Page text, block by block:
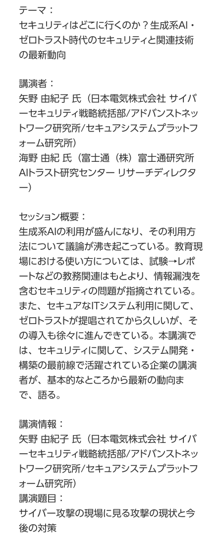
テーマ：
セキュリティはどこに行くのか？生成系AI
・
ゼロトラスト時代のセキュリティと関連技術
の最新動向
講演者：
矢野 由紀子 氏 （日本電気株式会社 サイバ
ーセキュリティ戦略統括部/アドバンストネッ
トワーク研究所/セキュアシステムプラットフ
ォーム研究所）
海野 由紀 氏 （富士通（株）富士通研究所
AIトラスト研究センター リサーチディレクタ
ー）
セッション概要：
生成系AIの利用が盛んになり、その利用方
法について議論が沸き起こっている。教育現
場における使い方については、試験→レポ
ートなどの教務関連はもとより、情報漏洩を
含むセキュリティの問題が指摘されている。
また、セキュアなITシステム利用に関して、
ゼロトラストが提唱されてから久しいが、そ
の導入も徐々に進んできている。本講演で
は、セキュリティに関して、システム開発・
構築の最前線で活躍されている企業の講演
者が、基本的なところから最新の動向ま
で、語る。
講演情報：
矢野 由紀子 氏（日本電気株式会社 サイバ
ーセキュリティ戦略統括部/アドバンストネッ
トワーク研究所/セキュアシステムプラットフ
ォーム研究所）
講演題目：
サイバー攻撃の現場に見る攻撃の現状と今
後の対策